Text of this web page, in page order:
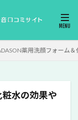
薬用洗顔フォーム
水の効果や